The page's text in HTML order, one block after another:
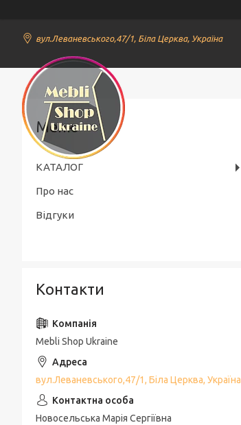
вул.Леваневського,47/1, Біла Церква, Україна
КАТАЛОГ
Про нас
Відгуки
Контакти
Mebli Shop Ukraine
вул.Леваневського,47/1, Біла Церква, Україна
Новосельська Марія Сергіївна